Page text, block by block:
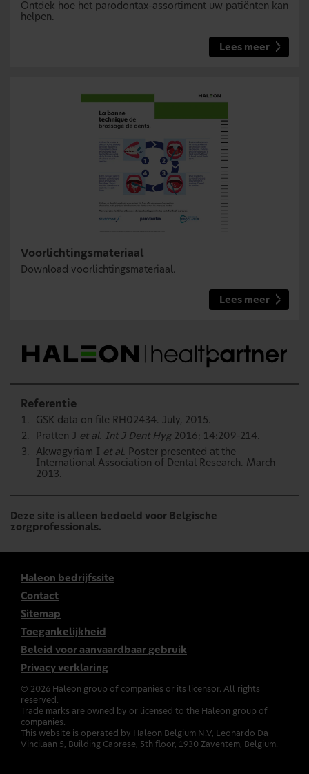
Ontdek hoe het parodontax-assortiment uw patiënten kan
helpen.
Lees meer
Voorlichtingsmateriaal
Download voorlichtingsmateriaal.
Lees meer
Referentie
GSK data on file RH02434. July, 2015.
Pratten J et al. Int J Dent Hyg2016; 14:209–214.
Akwagyriam I et al. Poster presented at the
International Association of Dental Research. March
2013.
Deze site is alleen bedoeld voor Belgische
zorgprofessionals.
Haleon bedrijfssite
Contact
Sitemap
Toegankelijkheid
Beleid voor aanvaardbaar gebruik
Privacy verklaring
© 2026 Haleon group of companies or its licensor. All rights
reserved.
Trade marks are owned by or licensed to the Haleon group of
companies.
This website is operated by Haleon Belgium N.V, Leonardo Da
Vincilaan 5, Building Caprese, 5th floor, 1930 Zaventem, Belgium.